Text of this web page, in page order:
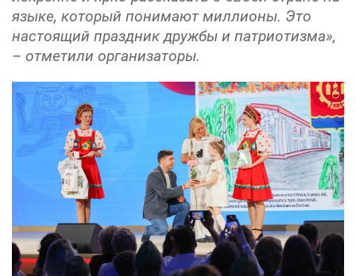
языке, который понимают миллионы. Это
настоящий праздник дружбы и патриотизма»,
– отметили организаторы.